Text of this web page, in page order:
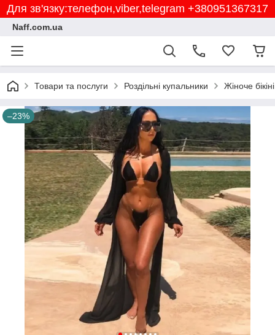
Для зв'язку:телефон,viber,telegram +380951367317
Naff.com.ua
Товари та послуги Роздільні купальники Жіноче
–23%